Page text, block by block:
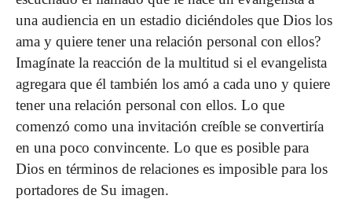
una audien­cia en un estadio diciéndoles que Dios los
ama y quiere tener una relación personal con ellos?
Imagínate la reacción de la multitud si el evangelista
agregara que él también los amó a cada uno y quiere
tener una relación personal con ellos. Lo que
comenzó como una invitación creíble se convertiría
en una poco convincente. Lo que es posible para
Dios en tér­minos de relaciones es imposible para los
portadores de Su imagen.